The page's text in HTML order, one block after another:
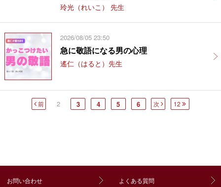
玲光（れいこ） 先生
2026/08/05 23:50
急に敬語になる男の心理
遙仁（はると）先生
前 2 3 4 5 6 次 12
お問い合わせ よくある質問